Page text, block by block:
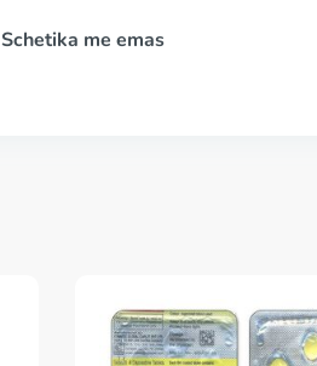
Schetika me emas